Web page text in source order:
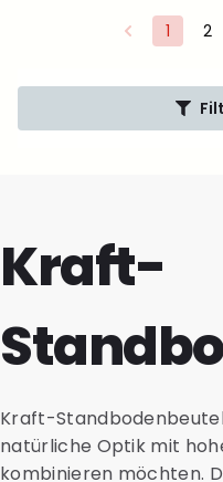
1 2
Kraft-
Kraft-Standbodenbeutel
natürliche Optik mit
kombinieren möchten.